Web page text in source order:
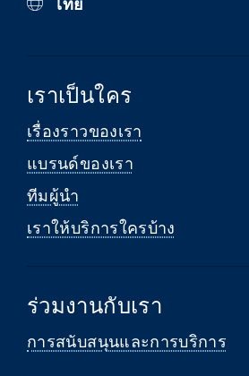
เราเป็นใคร
เรื่องราวของเรา
แบรนด์ของเรา
ทีมผู้นำ
เราให้บริการใครบ้าง
ร่วมงานกับเรา
การสนับสนุนและการบริการ